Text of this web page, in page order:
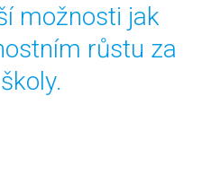
možnosti jak
růstu za